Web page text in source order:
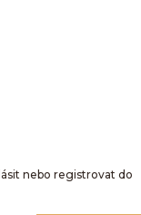
nebo registrovat do